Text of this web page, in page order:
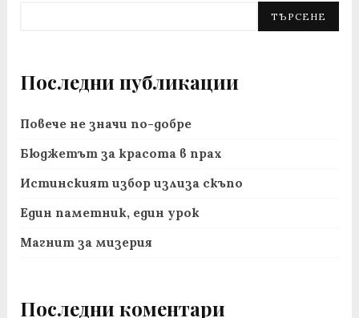
ТЪРСЕНЕ
Последни публикации
Повече не значи по-добре
Бюджетът за красота в прах
Истинският избор излиза скъпо
Един паметник, един урок
Магнит за мизерия
Последни коментари